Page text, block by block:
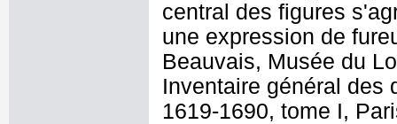
central des figures
une expression de
Beauvais, Musée du
Inventaire général des
1619-1690, tome I,